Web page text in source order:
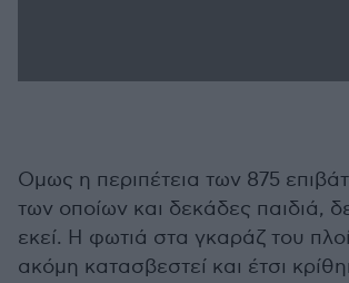
Ομως η περιπέτεια των 875
των οποίων και δεκάδες παιδιά,
εκεί. Η φωτιά στα γκαράζ του
ακόμη κατασβεστεί και έτσι